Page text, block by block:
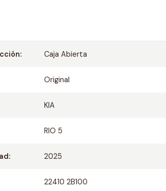
Caja Abierta
Original
KIA
RIO 5
2025
22410 2B100